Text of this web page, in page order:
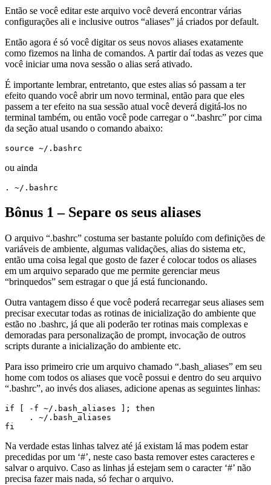
Então se você editar este arquivo você deverá encontrar várias
configurações ali e inclusive outros “aliases” já criados por default.
Então agora é só você digitar os seus novos aliases exatamente
como fizemos na linha de comandos. A partir daí todas as vezes que
você iniciar uma nova sessão o alias será ativado.
É importante lembrar, entretanto, que estes alias só passam a ter
efeito quando você abrir um novo terminal, então para que eles
passem a ter efeito na sua sessão atual você deverá digitá-los no
terminal também, ou então você pode carregar o “.bashrc” por cima
da seção atual usando o comando abaixo:
source ~/.bashrc
ou ainda
. ~/.bashrc
Bônus 1 – Separe os seus aliases
O arquivo “.bashrc” costuma ser bastante poluído com definições de
variáveis de ambiente, algumas validações, alias do sistema etc,
então uma coisa legal que gosto de fazer é colocar todos os aliases
em um arquivo separado que me permite gerenciar meus
“brinquedos” sem estragar o que já está funcionando.
Outra vantagem disso é que você poderá recarregar seus aliases sem
precisar executar todas as rotinas de inicialização do ambiente que
estão no .bashrc, já que ali poderão ter rotinas mais complexas e
demoradas para personalização de prompt, invocação de outros
scripts durante a inicialização do ambiente etc.
Para isso primeiro crie um arquivo chamado “.bash_aliases” em seu
home com todos os aliases que você possui e dentro do seu arquivo
“.bashrc”, ao invés dos aliases, adicione apenas as seguintes linhas:
if [ -f ~/.bash_aliases ]; then
     . ~/.bash_aliases
fi
Na verdade estas linhas talvez até já existam lá mas podem estar
precedidas por um ‘#’, neste caso basta remover estes caracteres e
salvar o arquivo. Caso as linhas já estejam sem o caracter ‘#’ não
precisa fazer mais nada, só fechar o arquivo.